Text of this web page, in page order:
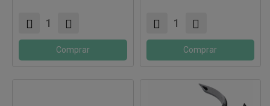
Comprar Comprar